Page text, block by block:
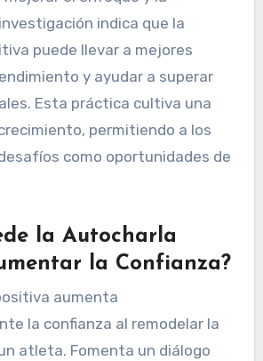
indica que la
puede llevar a mejores
y ayudar a superar
Esta práctica cultiva una
permitiendo a los
como oportunidades de
la Autocharla
la Confianza?
aumenta
la confianza al remodelar la
atleta. Fomenta un diálogo